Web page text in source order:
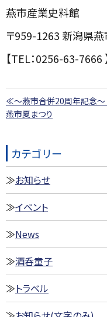
燕市産業史料館
〒959-1263 新潟県
【TEL：0256-63-7666
≪～燕市合併20周年記念～
燕市夏まつり
カテゴリー
お知らせ
イベント
News
酒呑童子
トラベル